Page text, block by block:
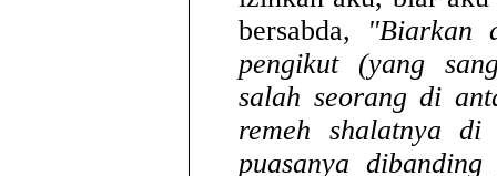
bersabda, "Biarkan
pengikut (yang
salah seorang di
remeh shalatnya
puasanya